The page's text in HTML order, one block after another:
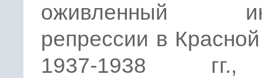
оживленный
репрессии в
1937-1938